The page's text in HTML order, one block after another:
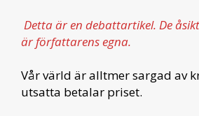
Detta är en debattartikel. De
är författarens egna.
Vår värld är alltmer sargad av
utsatta betalar priset.